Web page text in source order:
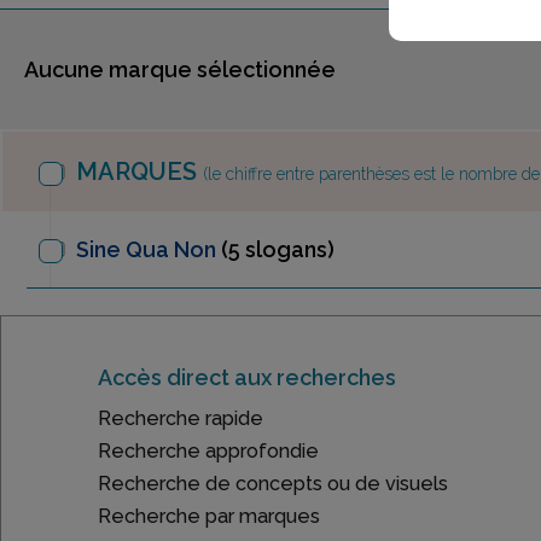
Aucune marque sélectionnée
MARQUES (le chiffre entre parenthèses est le nombre
Sine Qua Non (5 slogans)
Accès direct aux recherches
Recherche rapide
Recherche approfondie
Recherche de concepts ou de visuels
Recherche par marques